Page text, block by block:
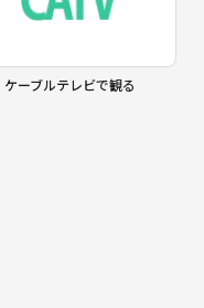
ケーブルテレビで観る